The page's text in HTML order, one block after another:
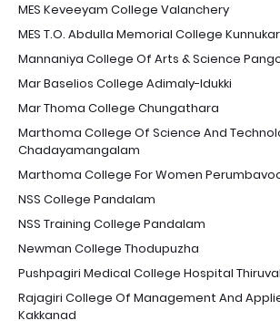
MES Keveeyam College Valanchery
MES T.O. Abdulla Memorial College
Mannaniya College Of Arts & Science
Mar Baselios College Adimaly-Idukki
Mar Thoma College Chungathara
Marthoma College Of Science And
Chadayamangalam
Marthoma College For Women
NSS College Pandalam
NSS Training College Pandalam
Newman College Thodupuzha
Pushpagiri Medical College Hospital
Rajagiri College Of Management And
Kakkanad